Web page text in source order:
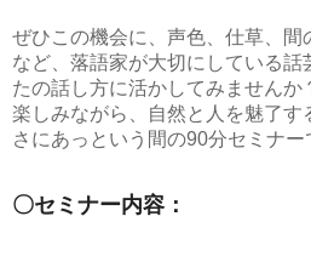
ぜひこの機会に、声色、仕草、間
など、落語家が大切にしている話
たの話し方に活かしてみませんか
楽しみながら、自然と人を魅了す
さにあっという間の90分セミナー
〇セミナー内容：